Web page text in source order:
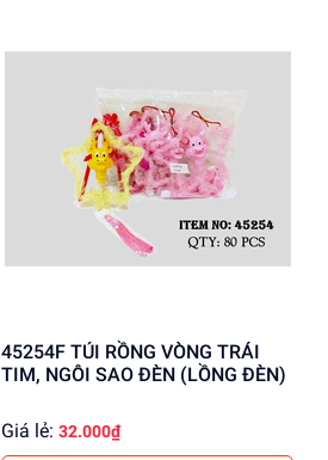
45254F TÚI RỒNG VÒNG TRÁI
TIM, NGÔI SAO ĐÈN (LỒNG ĐÈN)
Giá lẻ: 32.000₫